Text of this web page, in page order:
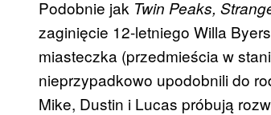
Podobnie jak Twin Peaks,
zaginięcie 12-letniego Willa
miasteczka (przedmieścia w
nieprzypadkowo upodobnili do
Mike, Dustin i Lucas próbują